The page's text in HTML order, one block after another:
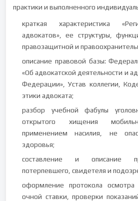
практики и выполненного
краткая характеристика
адвокатов», ее структуры,
правозащитной и
описание правовой базы:
«Об адвокатской деятельности и
Федерации», Устав коллегии,
этики адвоката;
разбор учебной фабулы
открытого хищения
применением насилия, не
здоровья;
составление и описание
потерпевшего, свидетеля и
оформление протокола осмотра
очной ставки, проверки